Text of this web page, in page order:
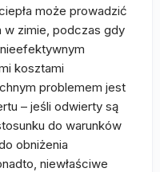
może prowadzić
zimie, podczas gdy
kosztami
problemem jest
– jeśli odwierty są
do warunków
obniżenia
niewłaściwe